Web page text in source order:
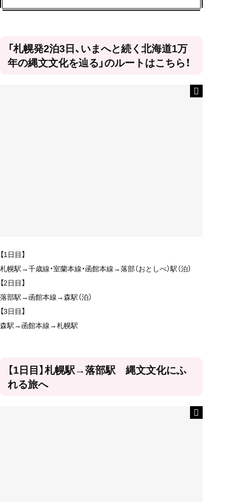
「札幌発2泊3日、いまへと続く北海道1万
年の縄文文化を辿る」のルートはこちら！
【1日目】
札幌駅→千歳線・室蘭本線・函館本線→落部（おとしべ）駅（泊）
【2日目】
落部駅→函館本線→森駅（泊）
【3日目】
森駅→函館本線→札幌駅
【1日目】札幌駅→落部駅 縄文文化にふ
れる旅へ